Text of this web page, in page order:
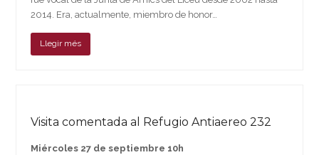
2014. Era, actualmente, miembro de honor…
Llegir més
Visita comentada al Refugio Antiaereo 232
Miércoles 27 de septiembre 10h